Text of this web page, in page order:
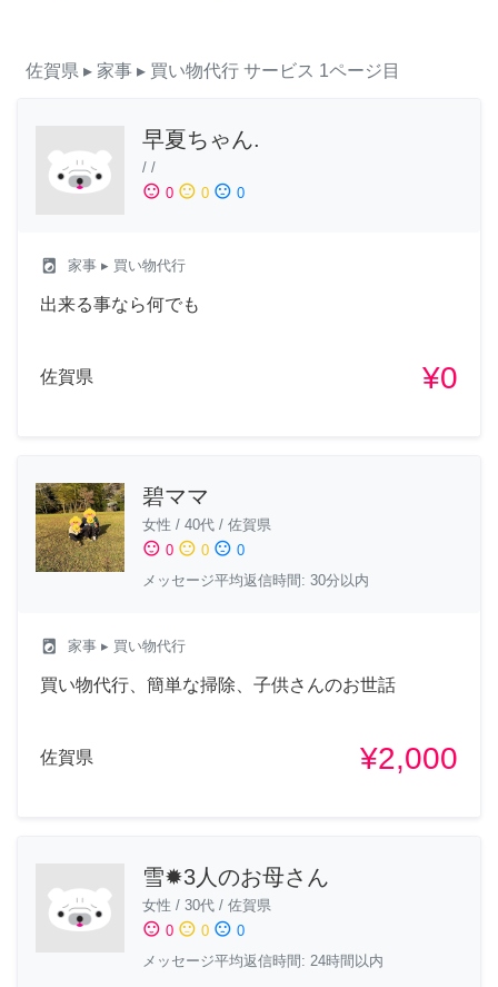
佐賀県 ▸ 家事 ▸ 買い物代行 サービス 1ページ目
早夏ちゃん.
/ /
sentiment_satisfied 0 sentiment_neutral 0 sentiment_dissatisfied 0
local_laundry_service 家事 ▸ 買い物代行
出来る事なら何でも
佐賀県 ¥0
碧ママ
女性 / 40代 / 佐賀県
sentiment_satisfied 0 sentiment_neutral 0 sentiment_dissatisfied 0
メッセージ平均返信時間: 30分以内
local_laundry_service 家事 ▸ 買い物代行
買い物代行、簡単な掃除、子供さんのお世話
佐賀県 ¥2,000
雪✹‪3人のお母さん
女性 / 30代 / 佐賀県
sentiment_satisfied 0 sentiment_neutral 0 sentiment_dissatisfied 0
メッセージ平均返信時間: 24時間以内